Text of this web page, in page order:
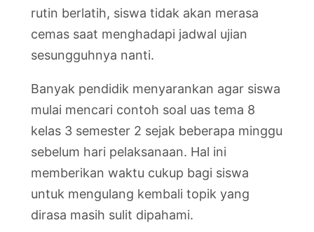
rutin berlatih, siswa tidak akan merasa
cemas saat menghadapi jadwal ujian
sesungguhnya nanti.
Banyak pendidik menyarankan agar siswa
mulai mencari contoh soal uas tema 8
kelas 3 semester 2 sejak beberapa minggu
sebelum hari pelaksanaan. Hal ini
memberikan waktu cukup bagi siswa
untuk mengulang kembali topik yang
dirasa masih sulit dipahami.